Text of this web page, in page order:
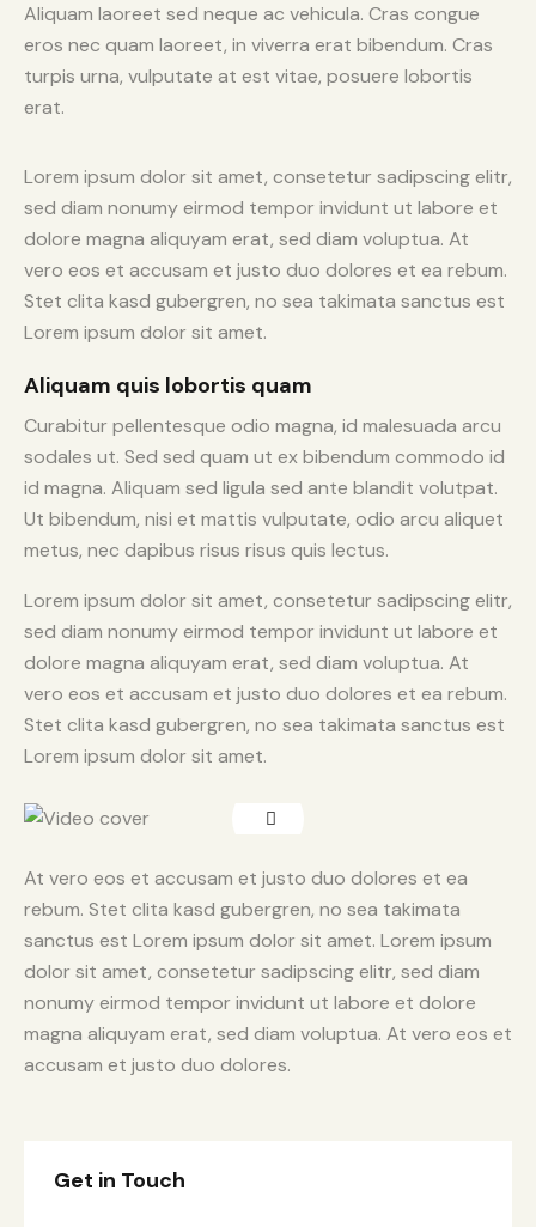
Aliquam laoreet sed neque ac vehicula. Cras congue
eros nec quam laoreet, in viverra erat bibendum. Cras
turpis urna, vulputate at est vitae, posuere lobortis
erat.
Lorem ipsum dolor sit amet, consetetur sadipscing elitr,
sed diam nonumy eirmod tempor invidunt ut labore et
dolore magna aliquyam erat, sed diam voluptua. At
vero eos et accusam et justo duo dolores et ea rebum.
Stet clita kasd gubergren, no sea takimata sanctus est
Lorem ipsum dolor sit amet.
Aliquam quis lobortis quam
Curabitur pellentesque odio magna, id malesuada arcu
sodales ut. Sed sed quam ut ex bibendum commodo id
id magna. Aliquam sed ligula sed ante blandit volutpat.
Ut bibendum, nisi et mattis vulputate, odio arcu aliquet
metus, nec dapibus risus risus quis lectus.
Lorem ipsum dolor sit amet, consetetur sadipscing elitr,
sed diam nonumy eirmod tempor invidunt ut labore et
dolore magna aliquyam erat, sed diam voluptua. At
vero eos et accusam et justo duo dolores et ea rebum.
Stet clita kasd gubergren, no sea takimata sanctus est
Lorem ipsum dolor sit amet.
At vero eos et accusam et justo duo dolores et ea
rebum. Stet clita kasd gubergren, no sea takimata
sanctus est Lorem ipsum dolor sit amet. Lorem ipsum
dolor sit amet, consetetur sadipscing elitr, sed diam
nonumy eirmod tempor invidunt ut labore et dolore
magna aliquyam erat, sed diam voluptua. At vero eos et
accusam et justo duo dolores.
Get in Touch